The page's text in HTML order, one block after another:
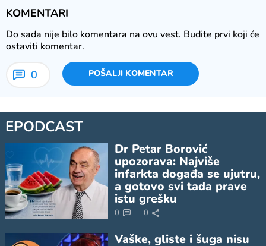
KOMENTARI
Do sada nije bilo komentara na ovu vest. Budite prvi koji će
ostaviti komentar.
0 POŠALJI KOMENTAR
EPODCAST
Dr Petar Borović
upozorava: Najviše
infarkta događa se ujutru,
a gotovo svi tada prave
istu grešku
0 0
Vaške, gliste i šuga nisu